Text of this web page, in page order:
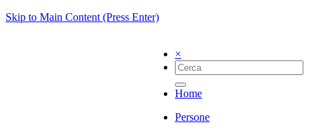
Skip to Main Content (Press Enter)
×
Home
Persone